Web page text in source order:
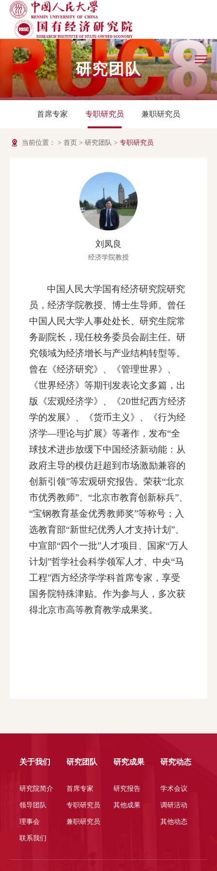
研究团队
首席专家 专职研究员 兼职研究员
当前位置： > 首页 > 研究团队 > 专职研究员
刘凤良
经济学院教授
中国人民大学国有经济研究院研究
员，经济学院教授、博士生导师。曾任
中国人民大学人事处处长、研究生院常
务副院长，现任校务委员会副主任。研
究领域为经济增长与产业结构转型等。
曾在《经济研究》、《管理世界》、
《世界经济》等期刊发表论文多篇，出
版《宏观经济学》、《20世纪西方经济
学的发展》、《货币主义》、《行为经
济学—理论与扩展》等著作，发布“全
球技术进步放缓下中国经济新动能：从
政府主导的模仿赶超到市场激励兼容的
创新引领”等宏观研究报告。荣获“北京
市优秀教师”、“北京市教育创新标兵”、
“宝钢教育基金优秀教师奖”等称号；入
选教育部“新世纪优秀人才支持计划”、
中宣部“四个一批”人才项目、国家“万人
计划”哲学社会科学领军人才、中央“马
工程”西方经济学学科首席专家，享受
国务院特殊津贴。作为参与人，多次获
得北京市高等教育教学成果奖。
关于我们
研究院简介
领导团队
理事会
联系我们
研究团队
首席专家
专职研究员
兼职研究员
研究成果
研究报告
其他成果
研究动态
学术会议
调研活动
其他动态